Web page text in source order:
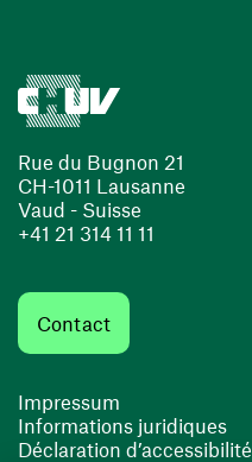
Rue du Bugnon 21
CH-1011 Lausanne
Vaud - Suisse
+41 21 314 11 11
Contact
Impressum
Informations juridiques
Déclaration d’accessibilité